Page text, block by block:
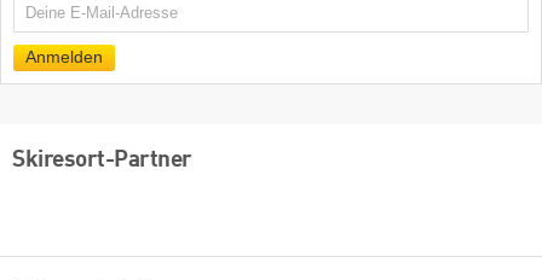
E-
Mail
Anmelden
Skiresort-Partner